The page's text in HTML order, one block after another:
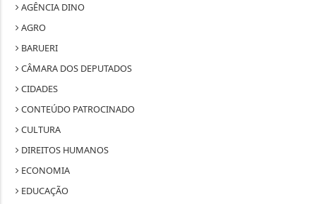
AGÊNCIA DINO
AGRO
BARUERI
CÂMARA DOS DEPUTADOS
CIDADES
CONTEÚDO PATROCINADO
CULTURA
DIREITOS HUMANOS
ECONOMIA
EDUCAÇÃO